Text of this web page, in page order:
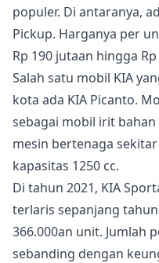
populer. Di antaranya,
Pickup. Harganya per
Rp 190 jutaan hingga
Salah satu mobil KIA
kota ada KIA Picanto.
sebagai mobil irit
mesin bertenaga
kapasitas 1250 cc.
Di tahun 2021, KIA
terlaris sepanjang
366.000an unit. Jumlah
sebanding dengan